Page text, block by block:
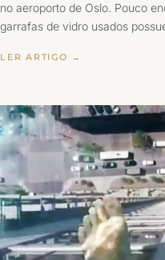
no aeroporto de Oslo. Pouco
garrafas de vidro usados
LER ARTIGO →